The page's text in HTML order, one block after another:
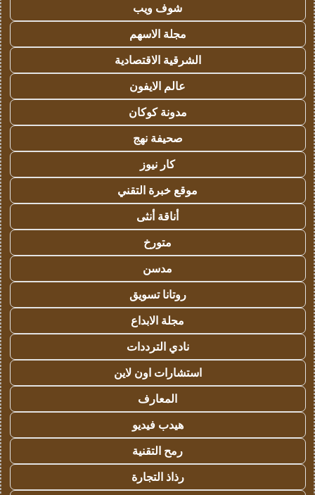
شوف ويب
مجلة الاسهم
الشرقية الاقتصادية
عالم الايفون
مدونة كوكان
صحيفة نهج
كار نيوز
موقع خبرة التقني
أناقة أنثى
متورخ
مدسن
روتانا تسويق
مجلة الابداع
نادي الترددات
استشارات اون لاين
المعارف
هيدب فيديو
رمح التقنية
رذاذ التجارة